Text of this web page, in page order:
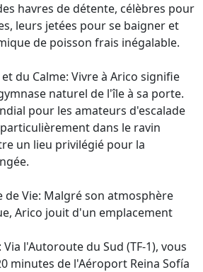
havres de détente, célèbres pour
leurs jetées pour se baigner et
de poisson frais inégalable.
du Calme: Vivre à Arico signifie
naturel de l'île à sa porte.
pour les amateurs d'escalade
dans le ravin
un lieu privilégié pour la
de Vie: Malgré son atmosphère
Arico jouit d'un emplacement
l'Autoroute du Sud (TF-1), vous
minutes de l'Aéroport Reina Sofía